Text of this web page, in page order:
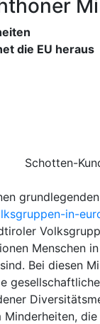
die EU heraus
Schotten-
in-
Menschen
Bei diesen